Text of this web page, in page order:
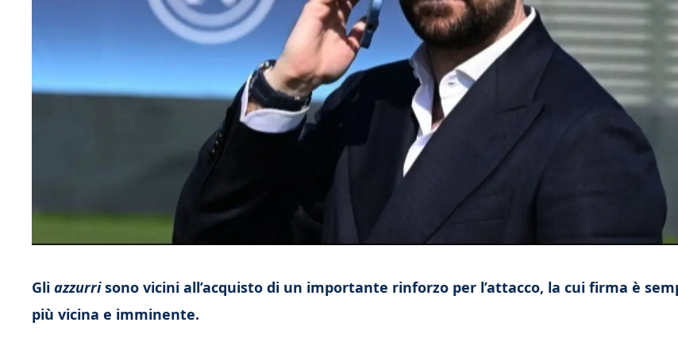
Gli azzurrisono vicini all’acquisto di un importante rinforzo per l’attacco, la cui firma è
più vicina e imminente.